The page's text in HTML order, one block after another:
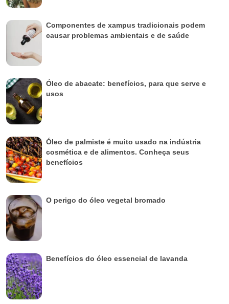
Componentes de xampus tradicionais podem
causar problemas ambientais e de saúde
Óleo de abacate: benefícios, para que serve e
usos
Óleo de palmiste é muito usado na indústria
cosmética e de alimentos. Conheça seus
benefícios
O perigo do óleo vegetal bromado
Benefícios do óleo essencial de lavanda